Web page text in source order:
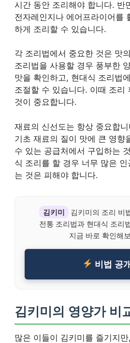
시간 동안 조리해야 합니다. 반
전자레인지나 에어프라이어를
하게 조리할 수 있습니다.
각 조리법에서 중요한 것은 맛
조리법을 사용할 경우 풍부한
맛을 확인하고, 현대식 조리법
조절할 수 있습니다. 이때 조리
것이 중요합니다.
재료의 신선도는 항상 중요합
기초 재료의 질이 맛에 큰 영향
수 있는 공급처에서 구입하는
식 조리를 할 경우 너무 많은
는 것은 피해야 합니다.
김키미
김키미의 조리 비
전통 조리법과 현대식 조리
지금 바로 확인해
비법 공
김키미의 영양가 비
많은 이들이 김키미를 즐기지